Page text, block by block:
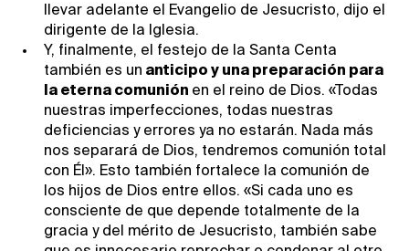
llevar adelante el Evangelio de Jesucristo, dijo el
dirigente de la Iglesia.
Y, finalmente, el festejo de la Santa Centa
también es un anticipo y una preparación para
la eterna comunión en el reino de Dios. «Todas
nuestras imperfecciones, todas nuestras
deficiencias y errores ya no estarán. Nada más
nos separará de Dios, tendremos comunión total
con Él». Esto también fortalece la comunión de
los hijos de Dios entre ellos. «Si cada uno es
consciente de que depende totalmente de la
gracia y del mérito de Jesucristo, también sabe